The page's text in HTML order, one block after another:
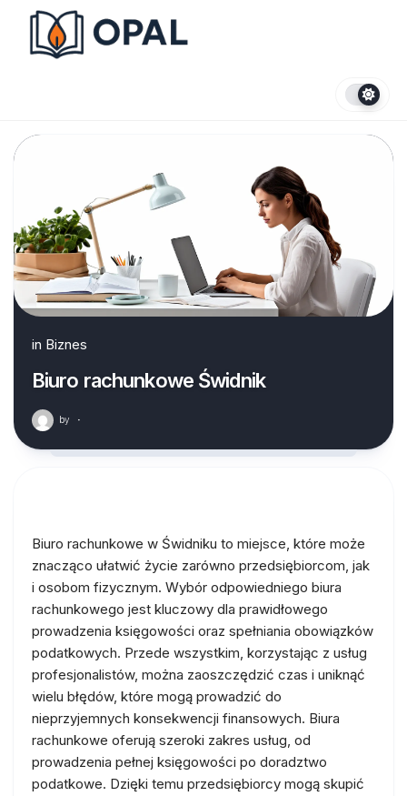
content
in Biznes
Biuro rachunkowe Świdnik
by ·
Biuro rachunkowe w Świdniku to miejsce, które może
znacząco ułatwić życie zarówno przedsiębiorcom, jak
i osobom fizycznym. Wybór odpowiedniego biura
rachunkowego jest kluczowy dla prawidłowego
prowadzenia księgowości oraz spełniania obowiązków
podatkowych. Przede wszystkim, korzystając z usług
profesjonalistów, można zaoszczędzić czas i uniknąć
wielu błędów, które mogą prowadzić do
nieprzyjemnych konsekwencji finansowych. Biura
rachunkowe oferują szeroki zakres usług, od
prowadzenia pełnej księgowości po doradztwo
podatkowe. Dzięki temu przedsiębiorcy mogą skupić